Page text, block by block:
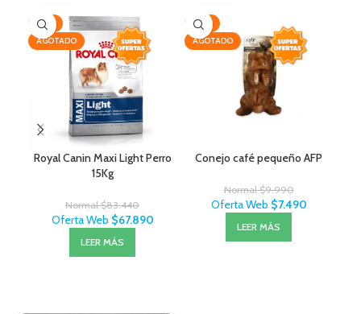
-19%
AGOTADO
Royal Canin Maxi Light Perro
15Kg
Normal$83.440
Oferta Web $67.890
LEER MÁS
-25%
AGOTADO
Conejo café pequeño AFP
Normal$9.990
Oferta Web $7.490
LEER MÁS